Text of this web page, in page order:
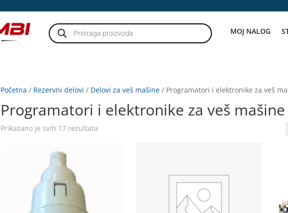
Products
search MOJ NALOG
Početna / Rezervni delovi / Delovi za veš mašine / Programatori i elektronike za veš
Programatori i elektronike za veš mašine
Prikazano je svih 17 rezultata